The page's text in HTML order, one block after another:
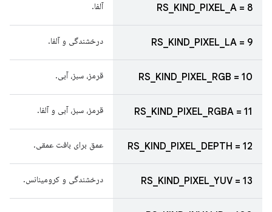
RS_KIND_PIXEL_A = 8 آلفا.
RS_KIND_PIXEL_LA = 9 درخشندگی و آلفا.
RS_KIND_PIXEL_RGB = 10 قرمز، سبز، آبی.
RS_KIND_PIXEL_RGBA = 11 قرمز، سبز، آبی و آلفا.
RS_KIND_PIXEL_DEPTH = 12 عمق برای بافت عمقی.
RS_KIND_PIXEL_YUV = 13 درخشندگی و کرومینانس.